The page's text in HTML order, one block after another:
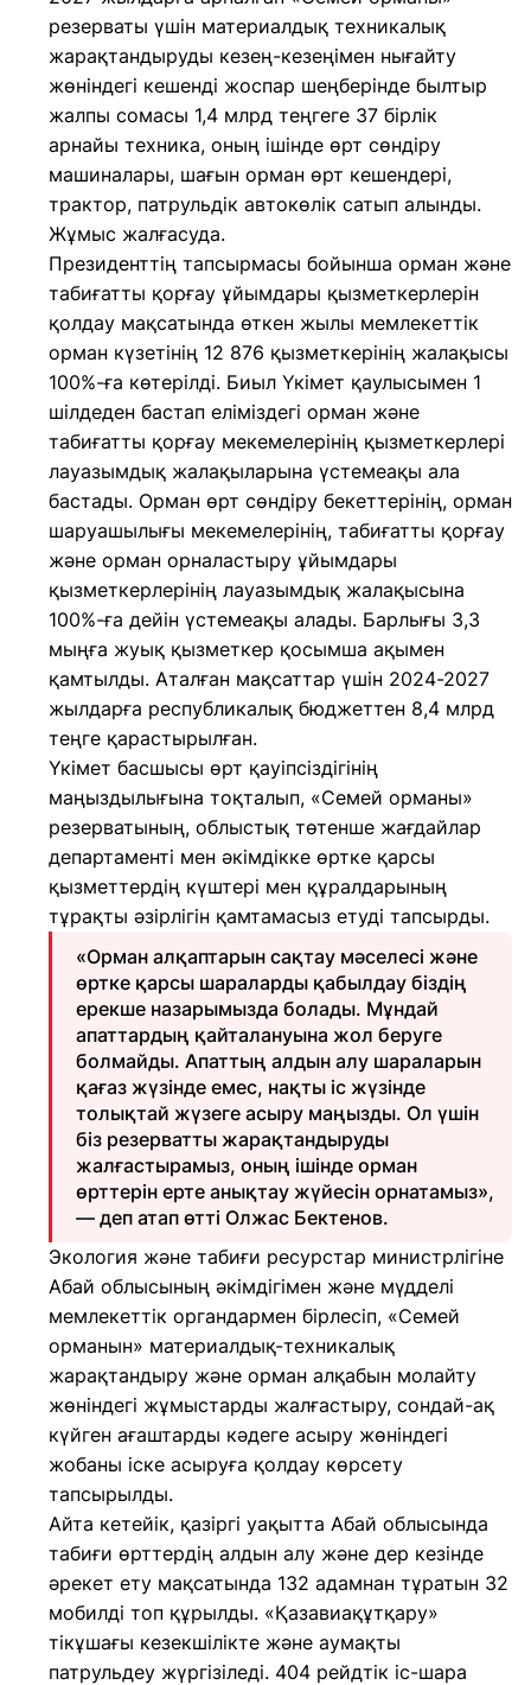
резерваты үшін материалдық техникалық
жарақтандыруды кезең-кезеңімен нығайту
жөніндегі кешенді жоспар шеңберінде былтыр
жалпы сомасы 1,4 млрд теңгеге 37 бірлік
арнайы техника, оның ішінде өрт сөндіру
машиналары, шағын орман өрт кешендері,
трактор, патрульдік автокөлік сатып алынды.
Жұмыс жалғасуда.
Президенттің тапсырмасы бойынша орман және
табиғатты қорғау ұйымдары қызметкерлерін
қолдау мақсатында өткен жылы мемлекеттік
орман күзетінің 12 876 қызметкерінің жалақысы
100%-ға көтерілді. Биыл Үкімет қаулысымен 1
шілдеден бастап еліміздегі орман және
табиғатты қорғау мекемелерінің қызметкерлері
лауазымдық жалақыларына үстемеақы ала
бастады. Орман өрт сөндіру бекеттерінің, орман
шаруашылығы мекемелерінің, табиғатты қорғау
және орман орналастыру ұйымдары
қызметкерлерінің лауазымдық жалақысына
100%-ға дейін үстемеақы алады. Барлығы 3,3
мыңға жуық қызметкер қосымша ақымен
қамтылды. Аталған мақсаттар үшін 2024-2027
жылдарға республикалық бюджеттен 8,4 млрд
теңге қарастырылған.
Үкімет басшысы өрт қауіпсіздігінің
маңыздылығына тоқталып, «Семей орманы»
резерватының, облыстық төтенше жағдайлар
департаменті мен әкімдікке өртке қарсы
қызметтердің күштері мен құралдарының
тұрақты әзірлігін қамтамасыз етуді тапсырды.
«Орман алқаптарын сақтау мәселесі және
өртке қарсы шараларды қабылдау біздің
ерекше назарымызда болады. Мұндай
апаттардың қайталануына жол беруге
болмайды. Апаттың алдын алу шараларын
қағаз жүзінде емес, нақты іс жүзінде
толықтай жүзеге асыру маңызды. Ол үшін
біз резерватты жарақтандыруды
жалғастырамыз, оның ішінде орман
өрттерін ерте анықтау жүйесін орнатамыз»,
— деп атап өтті Олжас Бектенов.
Экология және табиғи ресурстар министрлігіне
Абай облысының әкімдігімен және мүдделі
мемлекеттік органдармен бірлесіп, «Семей
орманын» материалдық-техникалық
жарақтандыру және орман алқабын молайту
жөніндегі жұмыстарды жалғастыру, сондай-ақ
күйген ағаштарды кәдеге асыру жөніндегі
жобаны іске асыруға қолдау көрсету
тапсырылды.
Айта кетейік, қазіргі уақытта Абай облысында
табиғи өрттердің алдын алу және дер кезінде
әрекет ету мақсатында 132 адамнан тұратын 32
мобилді топ құрылды. «Қазавиақұтқару»
тікұшағы кезекшілікте және аумақты
патрульдеу жүргізіледі. 404 рейдтік іс-шара